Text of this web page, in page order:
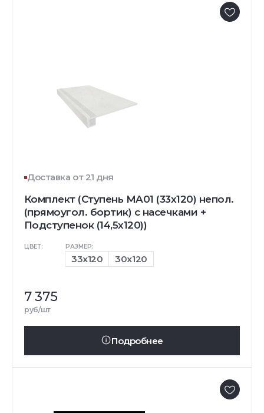
Доставка от 21 дня
Комплект (Ступень MA01 (33x120) непол.
(прямоугол. бортик) с насечками +
Подступенок (14,5x120))
ЦВЕТ: РАЗМЕР:
33x120 30x120
7 375
руб/шт
Подробнее